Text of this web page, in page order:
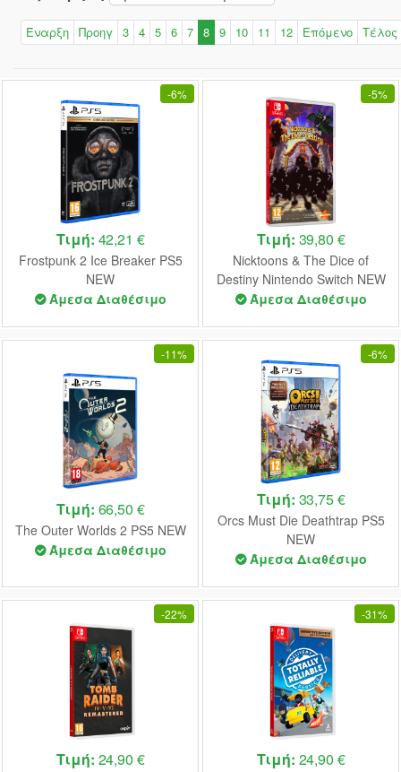
Έναρξη Προηγ 3 4 5 6 7 8 9 10 11 12 Επόμενο Τέλος
-6%
Τιμή: 42,21 €
Frostpunk 2 Ice Breaker PS5
NEW
Άμεσα Διαθέσιμο
-5%
Τιμή: 39,80 €
Nicktoons & The Dice of
Destiny Nintendo Switch NEW
Άμεσα Διαθέσιμο
-11%
Τιμή: 66,50 €
The Outer Worlds 2 PS5 NEW
Άμεσα Διαθέσιμο
-6%
Τιμή: 33,75 €
Orcs Must Die Deathtrap PS5
NEW
Άμεσα Διαθέσιμο
-22%
Τιμή: 24,90 €
-31%
Τιμή: 24,90 €